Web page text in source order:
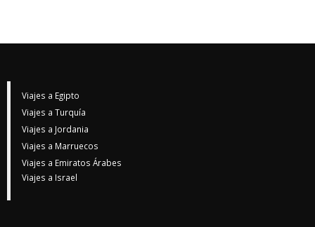
Viajes a Egipto
Viajes a Turquía
Viajes a Jordania
Viajes a Marruecos
Viajes a Emiratos Árabes
Viajes a Israel